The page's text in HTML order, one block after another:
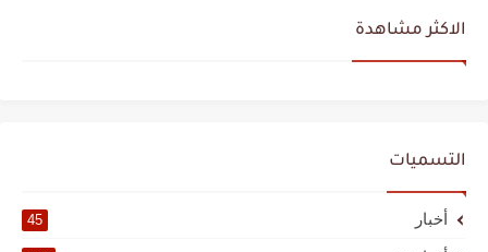
الاكثر مشاهدة
التسميات
أخبار 45